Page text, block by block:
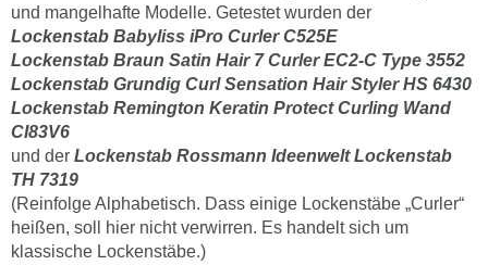
und mangelhafte Modelle. Getestet wurden der
Lockenstab Babyliss iPro Curler C525E
Lockenstab Braun Satin Hair 7 Curler EC2-C Type 3552
Lockenstab Grundig Curl Sensation Hair Styler HS 6430
Lockenstab Remington Keratin Protect Curling Wand
CI83V6
und der Lockenstab Rossmann Ideenwelt Lockenstab
TH 7319
(Reinfolge Alphabetisch. Dass einige Lockenstäbe „Curler“
heißen, soll hier nicht verwirren. Es handelt sich um
klassische Lockenstäbe.)